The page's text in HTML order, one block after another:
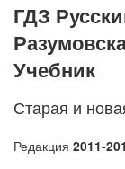
ГДЗ
Учебник
Старая и
Редакция 2011-